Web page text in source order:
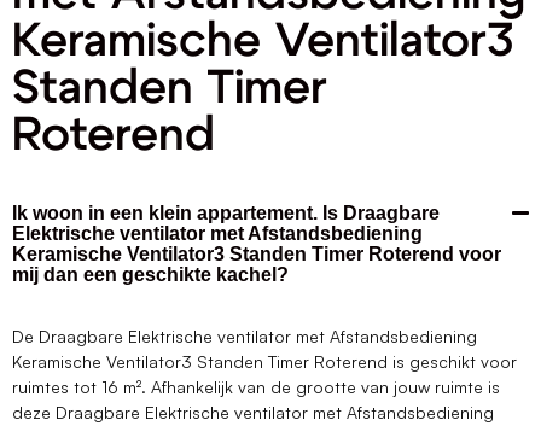
Keramische Ventilator3
Standen Timer
Roterend
Ik woon in een klein appartement. Is Draagbare
Elektrische ventilator met Afstandsbediening
Keramische Ventilator3 Standen Timer Roterend voor
mij dan een geschikte kachel?
De Draagbare Elektrische ventilator met Afstandsbediening
Keramische Ventilator3 Standen Timer Roterend is geschikt voor
ruimtes tot 16 m². Afhankelijk van de grootte van jouw ruimte is
deze Draagbare Elektrische ventilator met Afstandsbediening